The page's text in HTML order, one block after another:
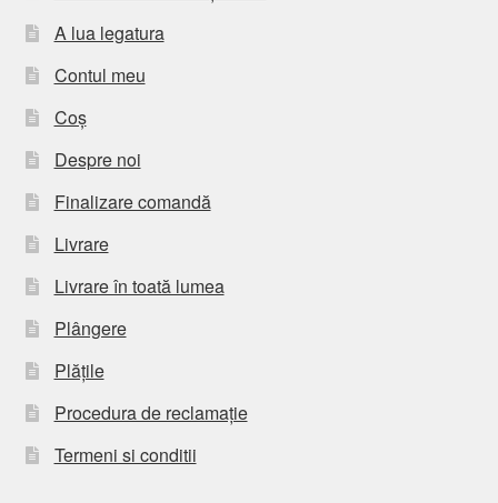
A lua legatura
Contul meu
Coș
Despre noi
Finalizare comandă
Livrare
Livrare în toată lumea
Plângere
Plățile
Procedura de reclamație
Termeni si conditii